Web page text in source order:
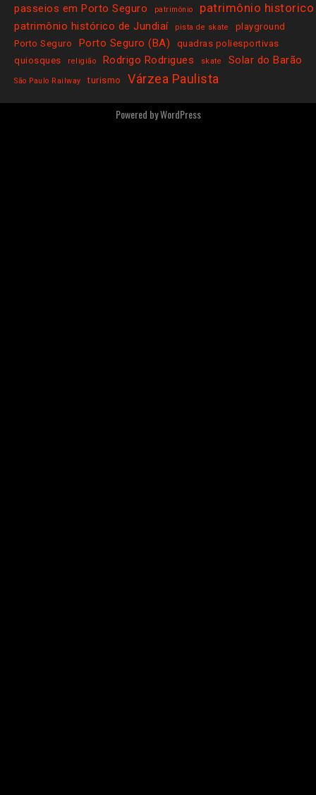
passeios em Porto Seguro patrimônio patrimônio historico
patrimônio histórico de Jundiaí pista de skate
playground
Porto Seguro
Porto Seguro (BA)
quadras poliesportivas
quiosques
religião Rodrigo Rodrigues skate Solar do Barão
São Paulo Railway turismo Várzea Paulista
Powered byWordPress